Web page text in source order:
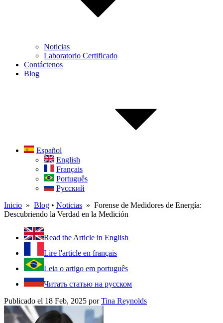
Noticias
Laboratorio Certificado
Contáctenos
Blog
Español
English
Français
Português
Русский
Inicio » Blog • Noticias » Forense de Medidores de Energía:
Descubriendo la Verdad en la Medición
Read the Article in English
Lire l'article en français
Leia o artigo em português
Читать статью на русском
Publicado el 18 Feb, 2025 porTina Reynolds